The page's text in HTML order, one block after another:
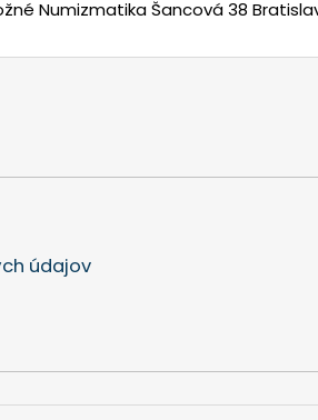
Numizmatika Šancová 38
údajov